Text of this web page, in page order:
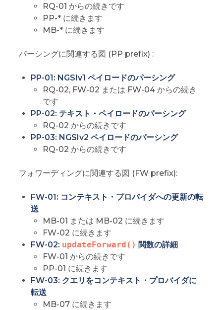
RQ-01 からの続きです
PP-* に続きます
MB-* に続きます
パーシングに関連する図 (PP prefix) :
PP-01: NGSIv1 ペイロードのパーシング
RQ-02, FW-02 または FW-04 からの続き
です
PP-02: テキスト・ペイロードのパーシング
RQ-02 からの続きです
PP-03: NGSIv2 ペイロードのパーシング
RQ-02 からの続きです
フォワーディングに関連する図 (FW prefix):
FW-01: コンテキスト・プロバイダへの更新の転
送
MB-01 または MB-02 に続きます
FW-02 に続きます
FW-02: updateForward() 関数の詳細
FW-01 からの続きです
PP-01 に続きます
FW-03: クエリをコンテキスト・プロバイダに
転送
MB-07 に続きます